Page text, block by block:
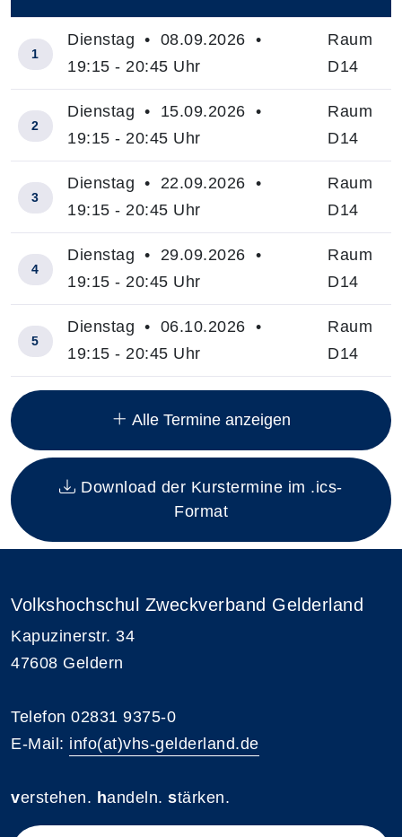
Insgesamt gibt es 14 Termine zum diesen Kurs
1
Dienstag • 08.09.2026 •
19:15 - 20:45 Uhr
Raum
D14
2
Dienstag • 15.09.2026 •
19:15 - 20:45 Uhr
Raum
D14
3
Dienstag • 22.09.2026 •
19:15 - 20:45 Uhr
Raum
D14
4
Dienstag • 29.09.2026 •
19:15 - 20:45 Uhr
Raum
D14
5
Dienstag • 06.10.2026 •
19:15 - 20:45 Uhr
Raum
D14
Alle Termine anzeigen
Download der Kurstermine im .ics-
Format
Volkshochschul Zweckverband Gelderland
Kapuzinerstr. 34
47608 Geldern
Telefon 02831 9375-0
E-Mail: info(at)vhs-gelderland.de
verstehen. handeln. stärken.